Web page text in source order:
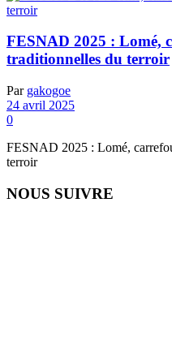
FESNAD 2025 : Lomé,
traditionnelles du terroir
Par gakogoe
24 avril 2025
0
FESNAD 2025 : Lomé,
terroir
NOUS SUIVRE